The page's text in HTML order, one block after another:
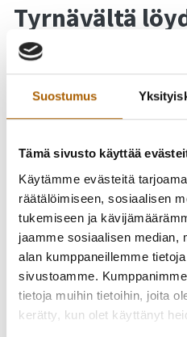
Suostumus
Tämä sivusto käyttää
Käytämme evästeitä
räätälöimiseen, sosiaalisen
tukemiseen ja
jaamme sosiaalisen median,
alan kumppaneillemme
sivustoamme.
tietoja muihin tietoihin, joita
kerätty, kun olet käyttänyt
Tyrnävältä
unelmiesi
Tyrnävällä voit asua lähellä
koulua. Meiltä on kätevää
Tyrnävällä tarjoaa
Tyrnävän
hinnoittelu